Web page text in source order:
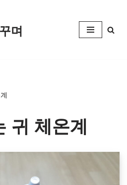
며
귀 체온계